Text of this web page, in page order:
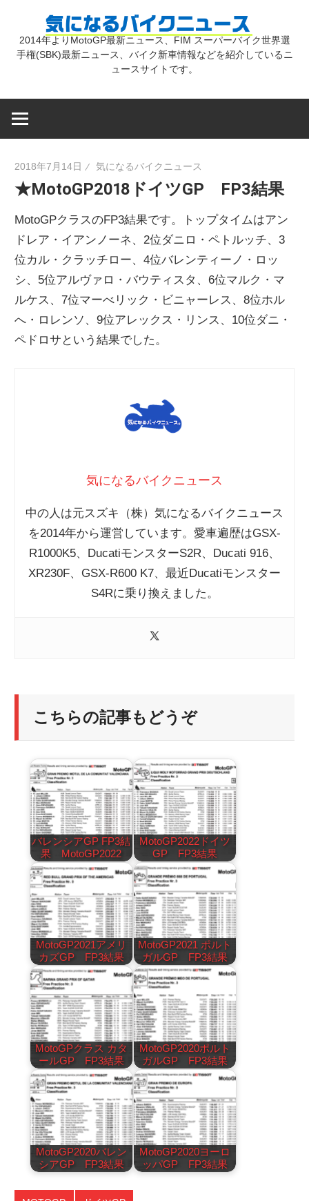
気
バ
イ
ク
ニ
2014年よりMotoGP最新ニュース、FIM スーパーバイク世界選
手権(SBK)最新ニュース、バイク新車情報などを紹介しているニ
ュースサイトです。
2018年7月14日 気になるバイクニュース
★MotoGP2018ドイツGP FP3結果
MotoGPクラスのFP3結果です。トップタイムはアン
ドレア・イアンノーネ、2位ダニロ・ペトルッチ、3
位カル・クラッチロー、4位バレンティーノ・ロッ
シ、5位アルヴァロ・バウティスタ、6位マルク・マ
ルケス、7位マーべリック・ビニャーレス、8位ホル
へ・ロレンソ、9位アレックス・リンス、10位ダニ・
ペドロサという結果でした。
気になるバイクニュース
中の人は元スズキ（株）気になるバイクニュース
を2014年から運営しています。愛車遍歴はGSX-
R1000K5、DucatiモンスターS2R、Ducati 916、
XR230F、GSX-R600 K7、最近Ducatiモンスター
S4Rに乗り換えました。
こちらの記事もどうぞ
バレンシアGP FP3結
果 MotoGP2022
MotoGP2022ドイツ
GP FP3結果
MotoGP2021アメリ
カズGP FP3結果
MotoGP2021 ポルト
ガルGP FP3結果
MotoGPクラス カタ
ールGP FP3結果
MotoGP2020ポルト
ガルGP FP3結果
MotoGP2020バレン
シアGP FP3結果
MotoGP2020ヨーロ
ッパGP FP3結果